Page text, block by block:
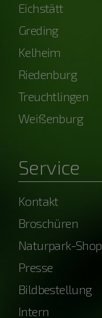
Eichstätt
Greding
Kelheim
Riedenburg
Treuchtlingen
Weißenburg
Service
Kontakt
Broschüren
Naturpark-Shop
Presse
Bildbestellung
Intern